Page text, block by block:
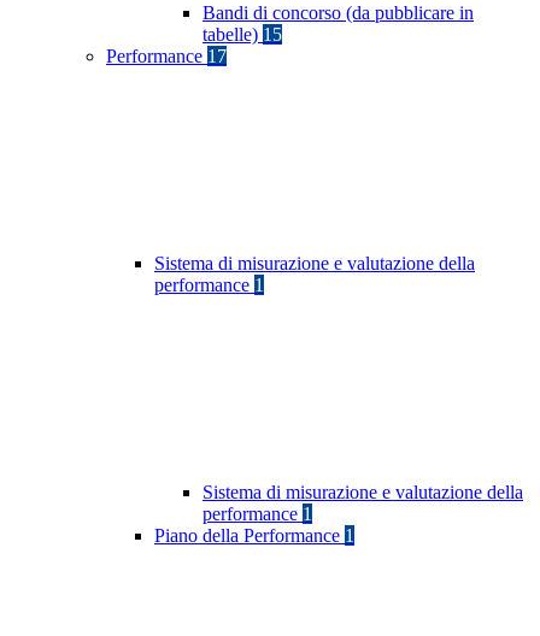
Bandi di concorso (da pubblicare in
tabelle) 15
Performance 17
Sistema di misurazione e valutazione della
performance 1
Sistema di misurazione e valutazione della
performance 1
Piano della Performance 1